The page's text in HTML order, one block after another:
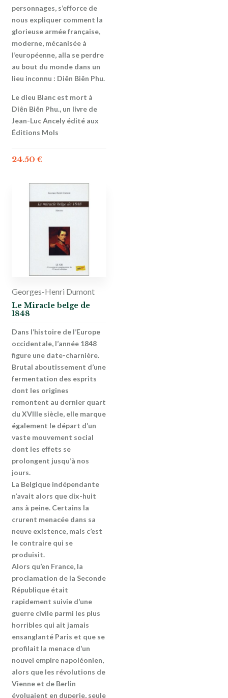
personnages, s’efforce de
nous expliquer comment la
glorieuse armée française,
moderne, mécanisée à
l’européenne, alla se perdre
au bout du monde dans un
lieu inconnu : Diên Biên Phu.
Le dieu Blanc est mort à
Diên Biên Phu., un livre de
Jean-Luc Ancely édité aux
Éditions Mols
24.50 €
Georges-Henri Dumont
Le Miracle belge de
1848
Dans l’histoire de l’Europe
occidentale, l’année 1848
figure une date-charnière.
Brutal aboutissement d’une
fermentation des esprits
dont les origines
remontent au dernier quart
du XVIIIe siècle, elle marque
également le départ d’un
vaste mouvement social
dont les effets se
prolongent jusqu’à nos
jours.
La Belgique indépendante
n’avait alors que dix-huit
ans à peine. Certains la
crurent menacée dans sa
neuve existence, mais c’est
le contraire qui se
produisit.
Alors qu’en France, la
proclamation de la Seconde
République était
rapidement suivie d’une
guerre civile parmi les plus
horribles qui ait jamais
ensanglanté Paris et que se
profilait la menace d’un
nouvel empire napoléonien,
alors que les révolutions de
Vienne et de Berlin
évoluaient en duperie, seule